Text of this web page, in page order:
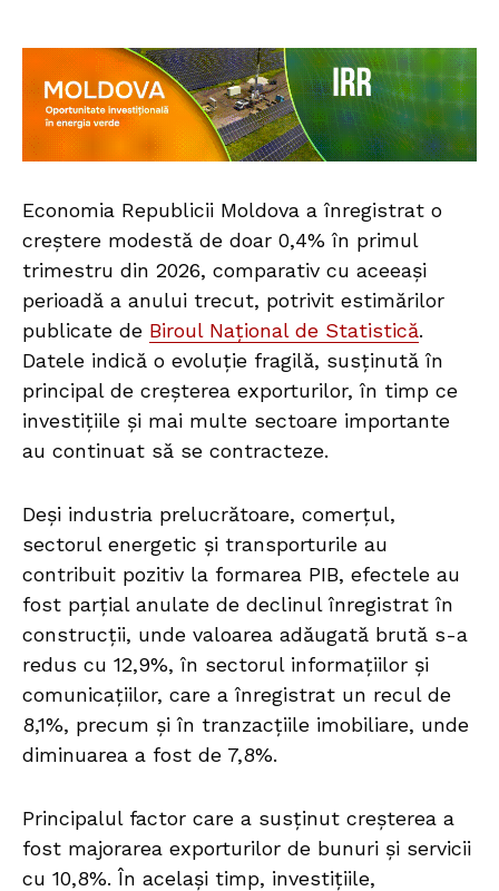
Economia Republicii Moldova a înregistrat o
creștere modestă de doar 0,4% în primul
trimestru din 2026, comparativ cu aceeași
perioadă a anului trecut, potrivit estimărilor
publicate de Biroul Național de Statistică.
Datele indică o evoluție fragilă, susținută în
principal de creșterea exporturilor, în timp ce
investițiile și mai multe sectoare importante
au continuat să se contracteze.
Deși industria prelucrătoare, comerțul,
sectorul energetic și transporturile au
contribuit pozitiv la formarea PIB, efectele au
fost parțial anulate de declinul înregistrat în
construcții, unde valoarea adăugată brută s-a
redus cu 12,9%, în sectorul informațiilor și
comunicațiilor, care a înregistrat un recul de
8,1%, precum și în tranzacțiile imobiliare, unde
diminuarea a fost de 7,8%.
Principalul factor care a susținut creșterea a
fost majorarea exporturilor de bunuri și servicii
cu 10,8%. În același timp, investițiile,